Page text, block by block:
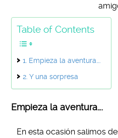
Table of Contents
Empieza la aventura….
Y una sorpresa
Empieza la aventura….
En esta ocasión salimos